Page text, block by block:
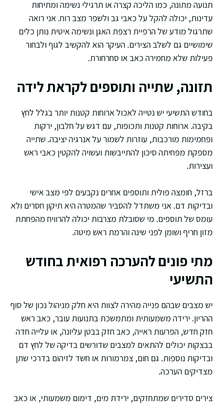
תנועה מתונה, כמו הליכה קצרה או תרגילי נשימה ומתיחות
עדינות, יכולה להקל על כאבי גב ולשפר מצב רוח. אני רואה
שתרגול מודע של הרפיית רצפת האגן ונשימה איטית נותן כלים
שימושיים גם לשלב הצירים. העיקר הוא להקשיב לגוף ולבחור
פעילות שלא מחמירה כאב או סחרחורת.
תזונה, שתייה ותוספים לקראת לידה
בחודש התשיעי יש נטייה לאכול ארוחות קטנות יותר בגלל לחץ
בקיבה. ארוחות קטנות ותכופות, עם דגש על חלבון, ירקות
ופחמימות מורכבות, עוזרות לשמור על אנרגיה יציבה. שתייה
מספקת מפחיתה סיכון להתייבשות ועשויה להקטין כאבי ראש
ועצירות.
ברזל, חומצה פולית ותוספים אחרים נקבעים לפי מצב אישי
ובדיקות דם. אני משתדל להסביר שהמטרה היא תיקון חסרים ולא
עומס של תוספים. מי שסובלת מצרבות יכולה להרוויח מהפחתת
מזון חריף ושומן לפני שינה והרמת ראש מיטה.
מתי פונים להערכה רפואית בחודש
התשיעי
יש מצבים שבהם פנייה מהירה לצוות היא חלק מניהול נכון של סוף
ההריון. ירידה משמעותית ומתמשכת בתנועות עובר, כאב ראש
חזק חדש, הפרעות ראייה, כאב חזק בבטן עליונה, או עלייה חדה
בבצקות יכולים להתאים למצבים שדורשים בדיקה של לחץ דם
ובדיקות נוספות. גם חום, צמרמורות או חשד לזיהום בדרכי שתן
מצדיקים הערכה.
צירים סדירים שמתחזקים, ירידת מים, דימום משמעותי, או כאב